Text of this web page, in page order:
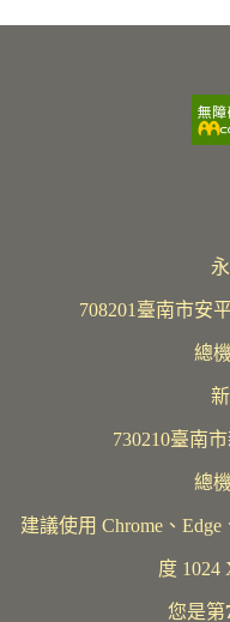
708201臺南市安
總
730210臺南
總
建議使用 Chrome、
度 1024
您是第